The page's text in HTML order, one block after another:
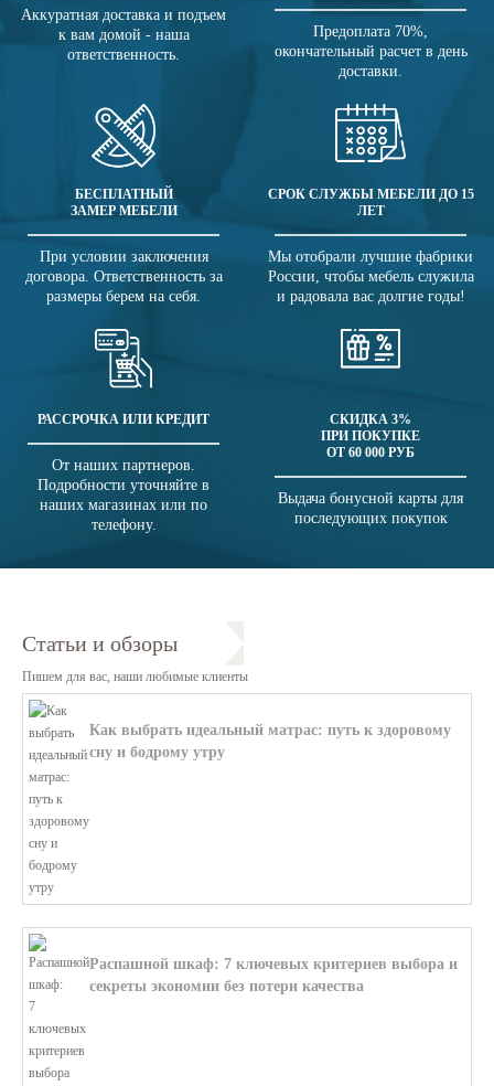
Аккуратная доставка и подъем
к вам домой - наша
ответственность.
Предоплата 70%,
окончательный расчет в день
доставки.
БЕСПЛАТНЫЙ
ЗАМЕР МЕБЕЛИ
При условии заключения
договора. Ответственность за
размеры берем на себя.
СРОК СЛУЖБЫ МЕБЕЛИ ДО 15
ЛЕТ
Мы отобрали лучшие фабрики
России, чтобы мебель служила
и радовала вас долгие годы!
РАССРОЧКА ИЛИ КРЕДИТ
От наших партнеров.
Подробности уточняйте в
наших магазинах или по
телефону.
СКИДКА 3%
ПРИ ПОКУПКЕ
ОТ 60 000 РУБ
Выдача бонусной карты для
последующих покупок
Статьи и обзоры
Пишем для вас, наши любимые клиенты
Как выбрать идеальный матрас: путь к здоровому
сну и бодрому утру
Распашной шкаф: 7 ключевых критериев выбора и
секреты экономии без потери качества